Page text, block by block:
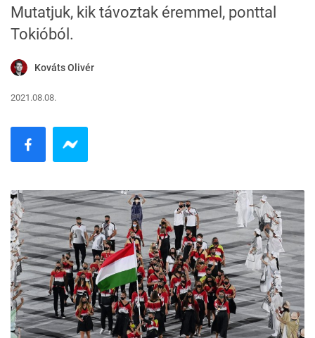
Mutatjuk, kik távoztak éremmel, ponttal
Tokióból.
Kováts Olivér
2021.08.08.